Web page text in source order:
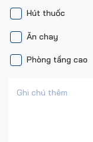
Hút thuốc
Phòng tầng cao
Ăn chay